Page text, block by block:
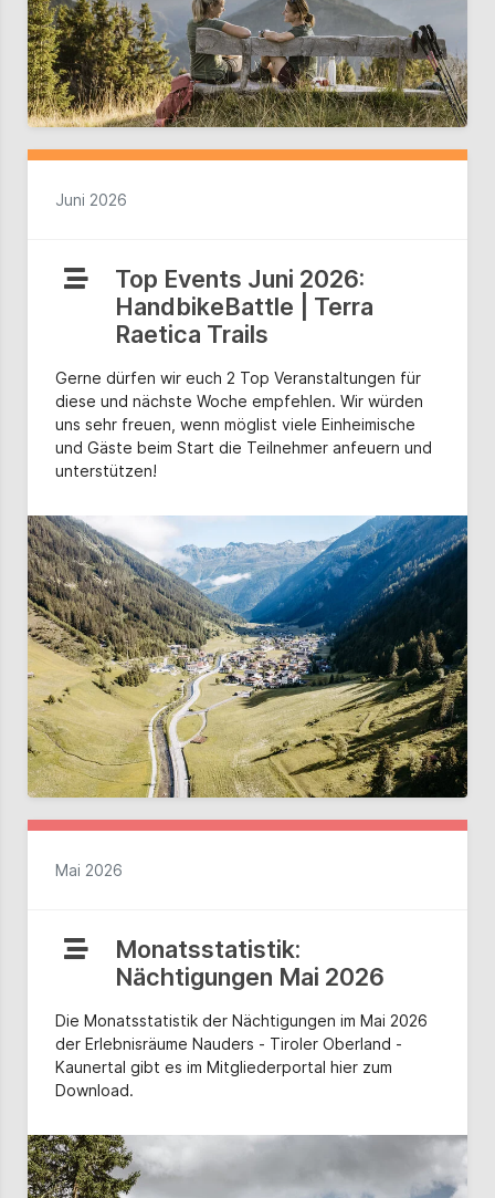
Juni 2026
Top Events Juni 2026:
HandbikeBattle | Terra
Raetica Trails
Gerne dürfen wir euch 2 Top Veranstaltungen für
diese und nächste Woche empfehlen. Wir würden
uns sehr freuen, wenn möglist viele Einheimische
und Gäste beim Start die Teilnehmer anfeuern und
unterstützen!
Mai 2026
Monatsstatistik:
Nächtigungen Mai 2026
Die Monatsstatistik der Nächtigungen im Mai 2026
der Erlebnisräume Nauders - Tiroler Oberland -
Kaunertal gibt es im Mitgliederportal hier zum
Download.